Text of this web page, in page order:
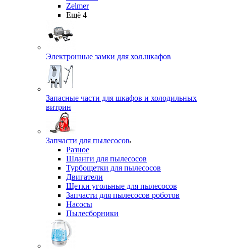
Zelmer
Ещё 4
Электронные замки для хол.шкафов
Запасные части для шкафов и холодильных
витрин
Запчасти для пылесосов
Разное
Шланги для пылесосов
Турбощетки для пылесосов
Двигатели
Щетки угольные для пылесосов
Запчасти для пылесосов роботов
Насосы
Пылесборники